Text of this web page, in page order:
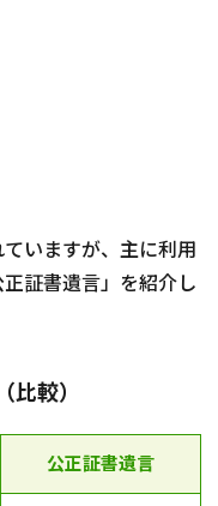
いますが、主に利用
証書遺言」を紹介し
較）
公正証書遺言